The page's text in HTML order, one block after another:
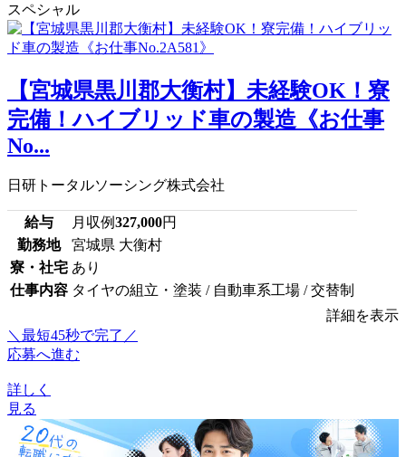
スペシャル
【宮城県黒川郡大衡村】未経験OK！寮
完備！ハイブリッド車の製造《お仕事
No...
日研トータルソーシング株式会社
給与 月収例327,000円
勤務地
宮城県 大衡村
寮・社宅 あり
仕事内容 タイヤの組立・塗装 / 自動車系工場 / 交替制
詳細を表示
＼最短45秒で完了／
応募へ進む
詳しく
見る